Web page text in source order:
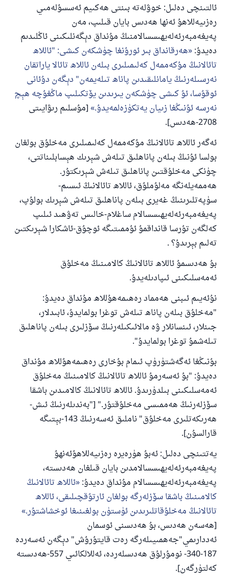
ئالتىنچى دەلىل: خوۋلەتە بىنتى ھەكىيم ئەسسۇلەمىي
رەزىيەللاھۇ ئەنھا ھەدىس بايان قىلىپ، مەن
پەيغەمبەرئەلەيھىسسالامنىڭ مۇنداق دېگەنلىكىنى ئاڭلىدىم
دەيدۇ: ھەرقانداق بىر ئورۇنغا چۈشكەن كىشى: "ئاللاھ
تائالانىڭ مۇكەممەل كەلىمىلىرى بىلەن ئاللاھ تائالا ياراتقان
نەرسىلەرنىڭ يامانلىقىدىن پاناھ تىلەيمەن" دېگەن دۇئانى
ئوقۇسا، ئۇ كىشى چۈشكەن يىرىدىن يۆتكىلىپ ماڭغۇچە ھېچ
نەرسە ئۇنىڭغا زىيان يەتكۈزەلمەيدۇ. [مۇسلىم رىۋايىتى
2708-ھەدىس].
ئەگەر ئاللاھ تائالانىڭ مۇكەممەل كەلىمىلىرى مەخلۇق بولغان
بولسا ئۇنىڭ بىلەن پاناھلىق تىلەش شېرىك ھېسابلىناتتى،
چۈنكى مەخلۇقتىن پاناھلىق تىلەش شېرىكتۇر.
ھەممەيلەنگە مەلۇملۇق، ئاللاھ تائالانىڭ ئىسىم-
سۈپەتلىرىنىڭ غەيرى بىلەن پاناھلىق تىلەش شېرىك بولۇپ،
پەيغەمبەرئەلەيھىسسالام ساغلام-خالىس تەۋھىد ئىلىپ
كەلگەن تۇرسا قانداقمۇ ئۇممىتىگە ئوچۇق-ئاشكارا شېرىكتىن
تەلىم بېرىدۇ؟ .
بۇ ھەدىسمۇ ئاللاھ تائالانىڭ كالامىنىڭ مەخلۇق
ئەمەسلىكىنى ئىپادىلەيدۇ.
نۇئەيىم ئىبنى ھەمماد رەھىمەھۇللاھ مۇنداق دەيدۇ:
"مەخلۇق بىلەن پاناھ تىلەش توغرا بولمايدۇ، ئابىدلار،
جىنلار، ئىنسانلار ۋە مالائىكىلەرنىڭ سۆزلىرى بىلەن پاناھلىق
تىلەشمۇ توغرا بولمايدۇ".
بۇنىڭغا ئەگەشتۈرۈپ ئىمام بۇخارى رەھىمەھۇللاھ مۇنداق
دەيدۇ: "بۇ ئەسەرمۇ ئاللاھ تائالانىڭ كالامىنىڭ مەخلۇق
ئەمەسلىكىنى بىلدۈرىدۇ. ئاللاھ تائالانىڭ كالامىدىن باشقا
سۆزلەرنىڭ ھەممىسى مەخلۇقتۇر." ["بەندىلەرنىڭ ئىش-
ھەرىكەتلىرى مەخلۇق" ناملىق ئەسەرنىڭ 143-بېتىگە
قارالسۇن].
يەتتىنچى دەلىل: ئەبۇ ھۈرەيرە رەزىيەللاھۇئەنھۇ
پەيغەمبەرئەلەيھىسسالامدىن بايان قىلغان ھەدىستە،
پەيغەمبەرئەلەيھىسسالام مۇنداق دەيدۇ: ئاللاھ تائالانىڭ
كالامىنىڭ باشقا سۆزلەرگە بولغان ئارتۇقچىلىقى، ئاللاھ
تائالانىڭ مەخلۇقاتلىرىدىن ئۈستۈن بولغىنىغا ئوخشاشتۇر.
[ھەسەن ھەدىس، بۇ ھەدىسنى ئوسمان
ئەددارىمي"جەھمىيىلەرگە رەت قايتۇرۇش" دېگەن ئەسەردە
187-340- نومۇرلۇق ھەدىسلەردە، ئەللالكائىي 557-ھەدىستە
كەلتۈرگەن].